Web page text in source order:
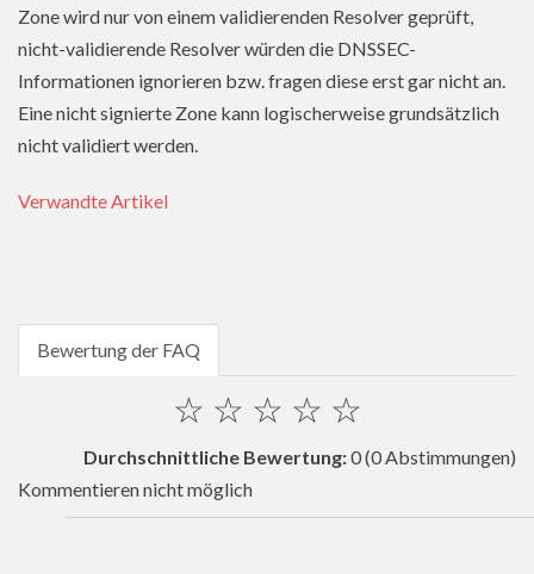
Zone wird nur von einem validierenden Resolver geprüft,
nicht-validierende Resolver würden die DNSSEC-
Informationen ignorieren bzw. fragen diese erst gar nicht an.
Eine nicht signierte Zone kann logischerweise grundsätzlich
nicht validiert werden.
Verwandte Artikel
Bewertung der FAQ
☆
☆
☆
☆
☆
Durchschnittliche Bewertung:0(0 Abstimmungen)
Kommentieren nicht möglich